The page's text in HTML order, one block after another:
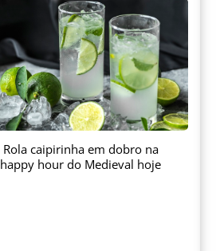
Rola caipirinha em dobro na
happy hour do Medieval hoje